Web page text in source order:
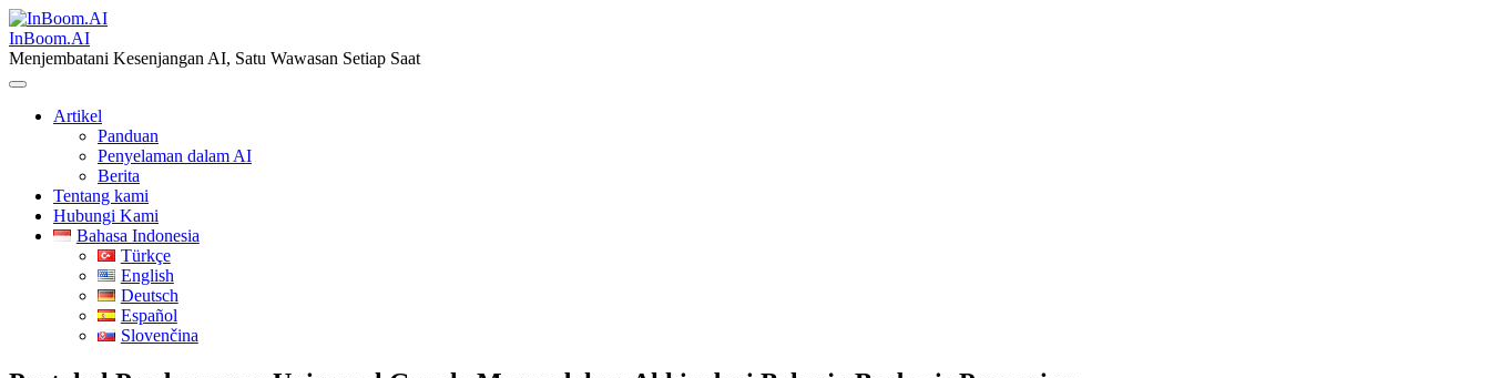
Skip
to
content
InBoom.AI
Menjembatani Kesenjangan AI, Satu Wawasan Setiap Saat
Artikel
Panduan
Penyelaman dalam AI
Berita
Tentang kami
Hubungi Kami
Bahasa Indonesia
Türkçe
English
Deutsch
Español
Slovenčina